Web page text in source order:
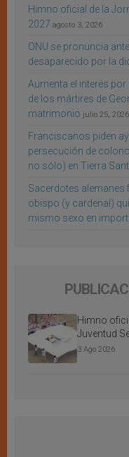
Himno oficial de la
2027 agosto 3, 2026
ONU se pronuncia
desaparecido por la
Aumenta el interés
de los mártires de
matrimonio julio 25, 2026
Franciscanos piden
persecución de
no sólo) en Tierra
Sacerdotes alemanes
obispo (y cardenal)
mismo sexo en
Himno
Juventud
3 Ago 2026